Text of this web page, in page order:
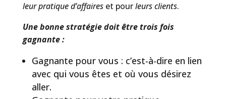
leur pratique d’affaireset pourleurs clients.
Une bonne stratégie doit être trois fois
gagnante :
Gagnante pour vous : c’est-à-dire en lien
avec qui vous êtes et où vous désirez
aller.